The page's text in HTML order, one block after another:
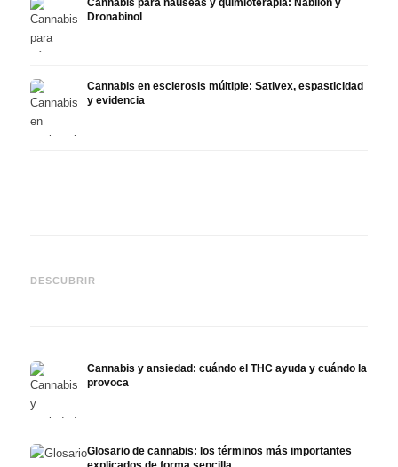
Dronabinol
Cannabis en esclerosis múltiple: Sativex, espasticidad
y evidencia
DESCUBRIR
Epidiolex y el estado actual
Cannabis y ansiedad: cuándo el THC ayuda y cuándo la
provoca
Glosario de cannabis: los términos más importantes